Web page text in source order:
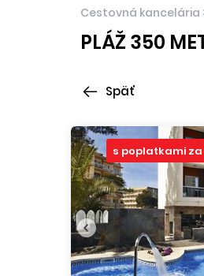
Cestovná kancelária
PLÁŽ 350
Späť
s poplatkami za